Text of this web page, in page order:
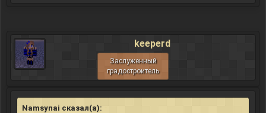
keeperd
Заслуженный
градостроитель
Namsynai сказал(а):